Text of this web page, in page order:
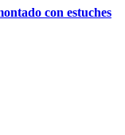
con estuches